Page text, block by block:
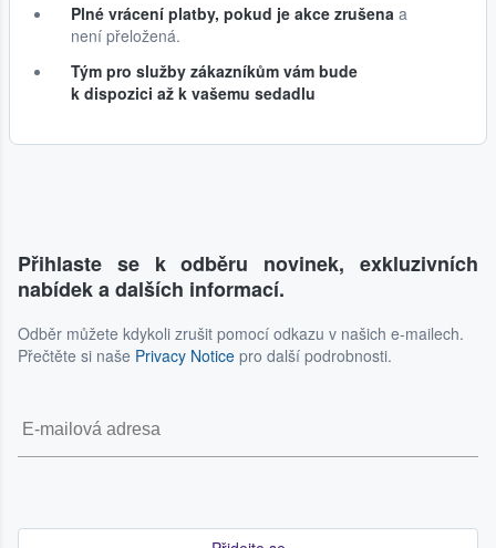
Plné vrácení platby, pokud je akce zrušena a
není přeložená.
Tým pro služby zákazníkům vám bude
k dispozici až k vašemu sedadlu
Přihlaste se k odběru novinek, exkluzivních
nabídek a dalších informací.
Odběr můžete kdykoli zrušit pomocí odkazu v našich e-mailech.
Přečtěte si naše Privacy Notice pro další podrobnosti.